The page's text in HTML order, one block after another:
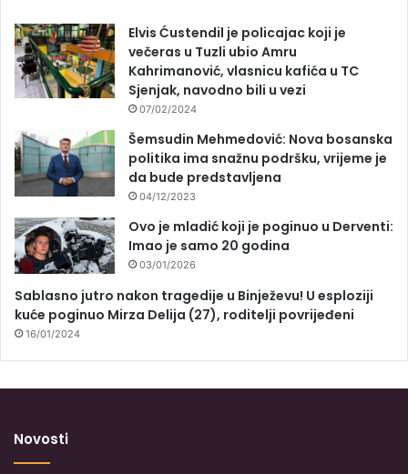
Elvis Ćustendil je policajac koji je
večeras u Tuzli ubio Amru
Kahrimanović, vlasnicu kafića u TC
Sjenjak, navodno bili u vezi
07/02/2024
Šemsudin Mehmedović: Nova bosanska
politika ima snažnu podršku, vrijeme je
da bude predstavljena
04/12/2023
Ovo je mladić koji je poginuo u Derventi:
Imao je samo 20 godina
03/01/2026
Sablasno jutro nakon tragedije u Binježevu! U esploziji
kuće poginuo Mirza Delija (27), roditelji povrijeđeni
16/01/2024
Novosti